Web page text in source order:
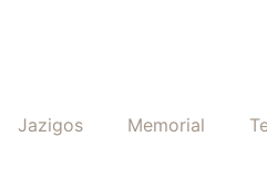
Jazigos Memorial